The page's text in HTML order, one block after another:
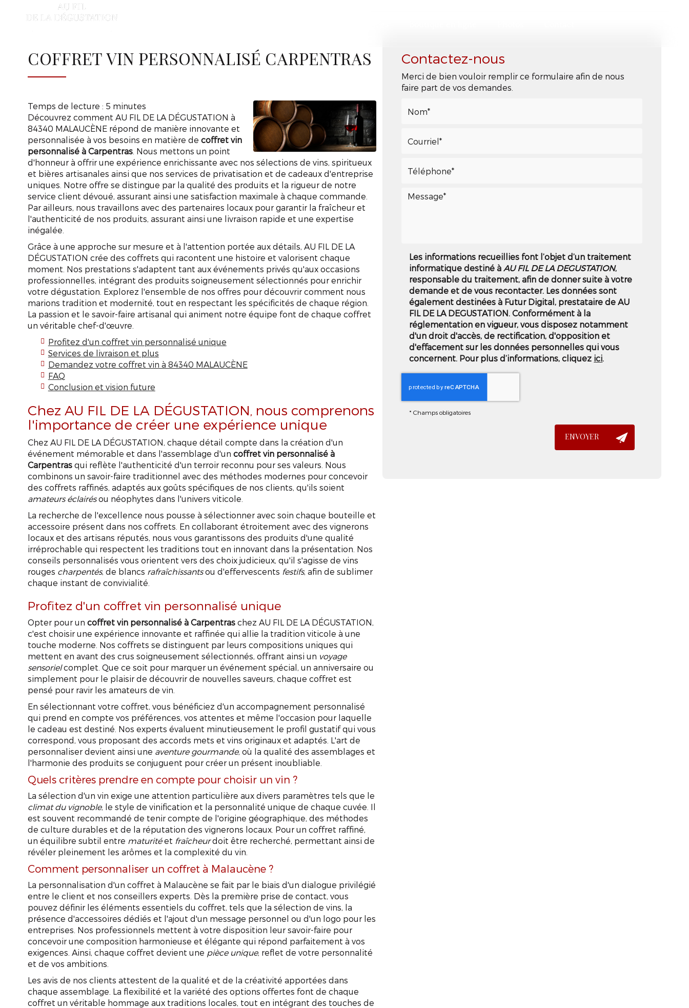
COFFRET VIN PERSONNALISÉ CARPENTRAS
Temps de lecture : 5 minutes
Découvrez comment AU FIL DE LA DÉGUSTATION à
84340 MALAUCÈNE répond de manière innovante et
personnalisée à vos besoins en matière de coffret vin
personnalisé à Carpentras. Nous mettons un point
d'honneur à offrir une expérience enrichissante avec nos sélections de vins, spiritueux
et bières artisanales ainsi que nos services de privatisation et de cadeaux d'entreprise
uniques. Notre offre se distingue par la qualité des produits et la rigueur de notre
service client dévoué, assurant ainsi une satisfaction maximale à chaque commande.
Par ailleurs, nous travaillons avec des partenaires locaux pour garantir la fraîcheur et
l'authenticité de nos produits, assurant ainsi une livraison rapide et une expertise
inégalée.
Grâce à une approche sur mesure et à l'attention portée aux détails, AU FIL DE LA
DÉGUSTATION crée des coffrets qui racontent une histoire et valorisent chaque
moment. Nos prestations s'adaptent tant aux événements privés qu'aux occasions
professionnelles, intégrant des produits soigneusement sélectionnés pour enrichir
votre dégustation. Explorez l'ensemble de nos offres pour découvrir comment nous
marions tradition et modernité, tout en respectant les spécificités de chaque région.
La passion et le savoir-faire artisanal qui animent notre équipe font de chaque coffret
un véritable chef-d'œuvre.
Profitez d'un coffret vin personnalisé unique
Services de livraison et plus
Demandez votre coffret vin à 84340 MALAUCÈNE
FAQ
Conclusion et vision future
Chez AU FIL DE LA DÉGUSTATION, nous comprenons
l'importance de créer une expérience unique
Chez AU FIL DE LA DÉGUSTATION, chaque détail compte dans la création d'un
événement mémorable et dans l'assemblage d'un coffret vin personnalisé à
Carpentrasqui reflète l'authenticité d'un terroir reconnu pour ses valeurs. Nous
combinons un savoir-faire traditionnel avec des méthodes modernes pour concevoir
des coffrets raffinés, adaptés aux goûts spécifiques de nos clients, qu'ils soient
amateurs éclairésou néophytes dans l'univers viticole.
La recherche de l'excellence nous pousse à sélectionner avec soin chaque bouteille et
accessoire présent dans nos coffrets. En collaborant étroitement avec des vignerons
locaux et des artisans réputés, nous vous garantissons des produits d'une qualité
irréprochable qui respectent les traditions tout en innovant dans la présentation. Nos
conseils personnalisés vous orientent vers des choix judicieux, qu'il s'agisse de vins
rouges charpentés, de blancs rafraîchissantsou d'effervescents festifs, afin de sublimer
chaque instant de convivialité.
Profitez d'un coffret vin personnalisé unique
Opter pour un coffret vin personnalisé à Carpentraschez AU FIL DE LA DÉGUSTATION,
c'est choisir une expérience innovante et raffinée qui allie la tradition viticole à une
touche moderne. Nos coffrets se distinguent par leurs compositions uniques qui
mettent en avant des crus soigneusement sélectionnés, offrant ainsi un voyage
sensorielcomplet. Que ce soit pour marquer un événement spécial, un anniversaire ou
simplement pour le plaisir de découvrir de nouvelles saveurs, chaque coffret est
pensé pour ravir les amateurs de vin.
En sélectionnant votre coffret, vous bénéficiez d'un accompagnement personnalisé
qui prend en compte vos préférences, vos attentes et même l'occasion pour laquelle
le cadeau est destiné. Nos experts évaluent minutieusement le profil gustatif qui vous
correspond, vous proposant des accords mets et vins originaux et adaptés. L'art de
personnaliser devient ainsi une aventure gourmande, où la qualité des assemblages et
l'harmonie des produits se conjuguent pour créer un présent inoubliable.
Quels critères prendre en compte pour choisir un vin ?
La sélection d'un vin exige une attention particulière aux divers paramètres tels que le
climat du vignoble, le style de vinification et la personnalité unique de chaque cuvée. Il
est souvent recommandé de tenir compte de l'origine géographique, des méthodes
de culture durables et de la réputation des vignerons locaux. Pour un coffret raffiné,
un équilibre subtil entre maturitéet fraîcheurdoit être recherché, permettant ainsi de
révéler pleinement les arômes et la complexité du vin.
Comment personnaliser un coffret à Malaucène ?
La personnalisation d'un coffret à Malaucène se fait par le biais d'un dialogue privilégié
entre le client et nos conseillers experts. Dès la première prise de contact, vous
pouvez définir les éléments essentiels du coffret, tels que la sélection de vins, la
présence d'accessoires dédiés et l'ajout d'un message personnel ou d'un logo pour les
entreprises. Nos professionnels mettent à votre disposition leur savoir-faire pour
concevoir une composition harmonieuse et élégante qui répond parfaitement à vos
exigences. Ainsi, chaque coffret devient une pièce unique, reflet de votre personnalité
et de vos ambitions.
Les avis de nos clients attestent de la qualité et de la créativité apportées dans
chaque assemblage. La flexibilité et la variété des options offertes font de chaque
coffret un véritable hommage aux traditions locales, tout en intégrant des touches de
Contactez-nous
Merci de bien vouloir remplir ce formulaire afin de nous
faire part de vos demandes.
Les informations recueillies font l’objet d’un traitement
informatique destiné à AU FIL DE LA DEGUSTATION,
responsable du traitement, afin de donner suite à votre
demande et de vous recontacter. Les données sont
également destinées à Futur Digital, prestataire de AU
FIL DE LA DEGUSTATION. Conformément à la
réglementation en vigueur, vous disposez notamment
d'un droit d'accès, de rectification, d'opposition et
d'effacement sur les données personnelles qui vous
concernent. Pour plus d’informations, cliquez ici.
*Champs obligatoires